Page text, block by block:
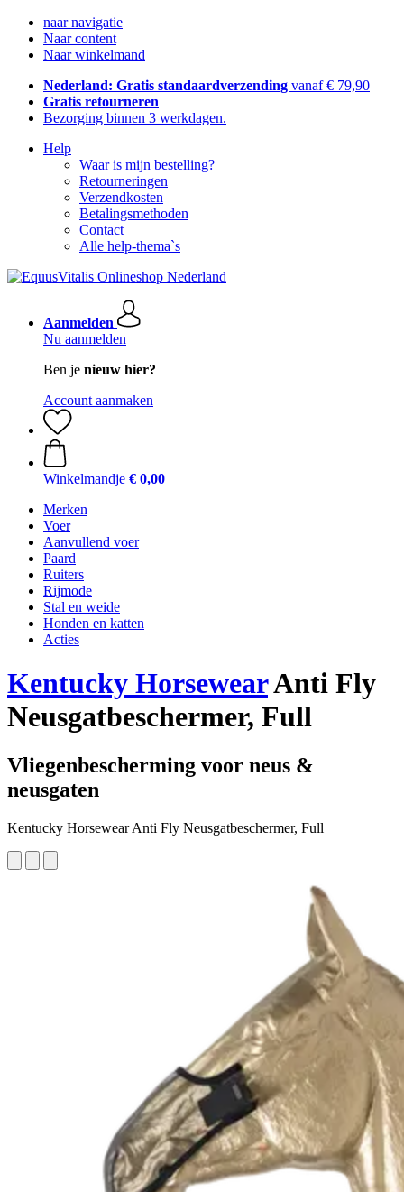
naar navigatie
Naar content
Naar winkelmand
Nederland: Gratis standaardverzending vanaf € 79,90
Gratis retourneren
Bezorging binnen 3 werkdagen.
Help
Waar is mijn bestelling?
Retourneringen
Verzendkosten
Betalingsmethoden
Contact
Alle help-thema`s
Aanmelden
Nu aanmelden
Ben je nieuw hier?
Account aanmaken
Winkelmandje € 0,00
Merken
Voer
Aanvullend voer
Paard
Ruiters
Rijmode
Stal en weide
Honden en katten
Acties
Kentucky HorsewearAnti Fly
Neusgatbeschermer, Full
Vliegenbescherming voor neus &
neusgaten
Kentucky Horsewear Anti Fly Neusgatbeschermer, Full